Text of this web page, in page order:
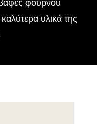
υλικά της